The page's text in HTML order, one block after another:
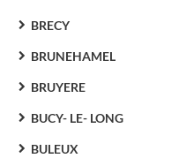
BRECY
BRUNEHAMEL
BRUYERE
BUCY- LE- LONG
BULEUX